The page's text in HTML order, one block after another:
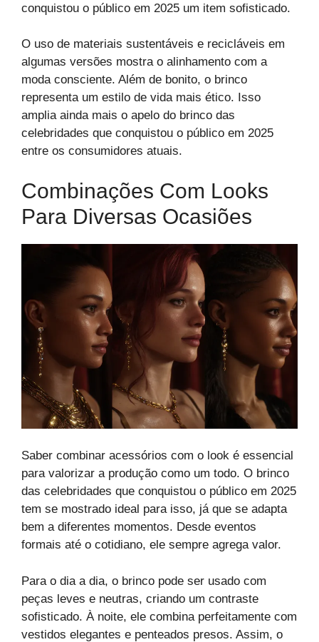
conquistou o público em 2025 um item sofisticado.
O uso de materiais sustentáveis e recicláveis em
algumas versões mostra o alinhamento com a
moda consciente. Além de bonito, o brinco
representa um estilo de vida mais ético. Isso
amplia ainda mais o apelo do brinco das
celebridades que conquistou o público em 2025
entre os consumidores atuais.
Combinações Com Looks
Para Diversas Ocasiões
Saber combinar acessórios com o look é essencial
para valorizar a produção como um todo. O brinco
das celebridades que conquistou o público em 2025
tem se mostrado ideal para isso, já que se adapta
bem a diferentes momentos. Desde eventos
formais até o cotidiano, ele sempre agrega valor.
Para o dia a dia, o brinco pode ser usado com
peças leves e neutras, criando um contraste
sofisticado. À noite, ele combina perfeitamente com
vestidos elegantes e penteados presos. Assim, o